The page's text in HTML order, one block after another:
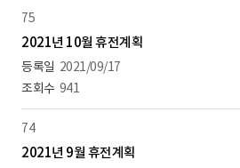
75
2021년 10월 휴전계획
2021/09/17
941
74
2021년 9월 휴전계획